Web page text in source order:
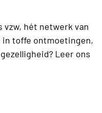
vzw, hét netwerk van
in toffe ontmoetingen,
Leer ons